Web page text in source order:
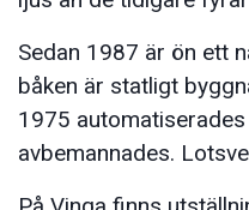
Sedan 1987 är ön ett
båken är statligt
1975
avbemannades.